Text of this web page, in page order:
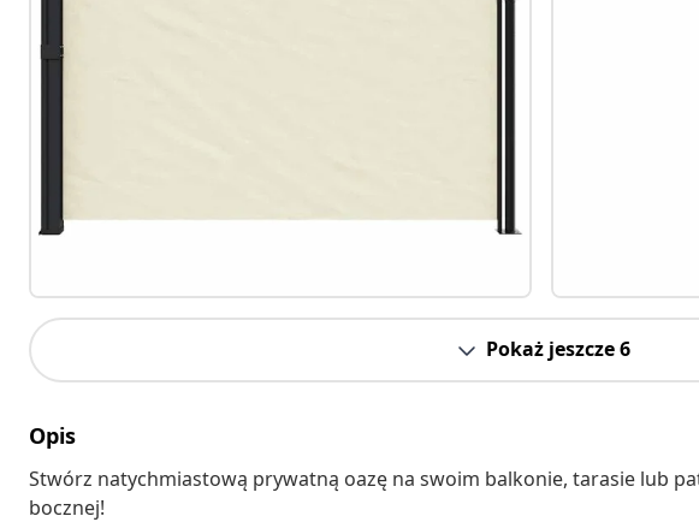
Pokaż jeszcze 6
Opis
Stwórz natychmiastową prywatną oazę na swoim balkonie, tarasie lub
bocznej!